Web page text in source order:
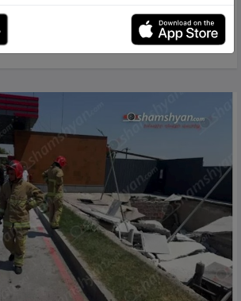
superyaxtası üzən